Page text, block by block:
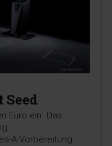
Seed
Euro ein. Das
A-Vorbereitung.